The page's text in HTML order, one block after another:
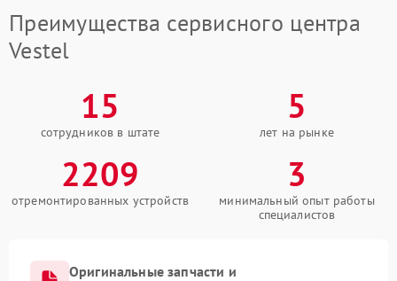
Преимущества сервисного центра
Vestel
15
сотрудников в штате
5
лет на рынке
2209
отремонтированных устройств
3
минимальный опыт работы
специалистов
Оригинальные запчасти и